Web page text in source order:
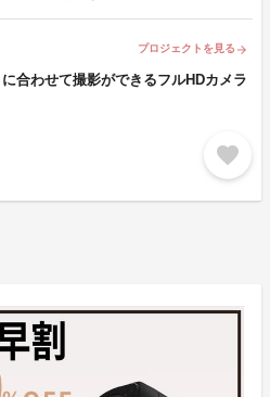
プロジェクトを見る arrow_forward
合わせて撮影ができるフルHDカメラ
favorite